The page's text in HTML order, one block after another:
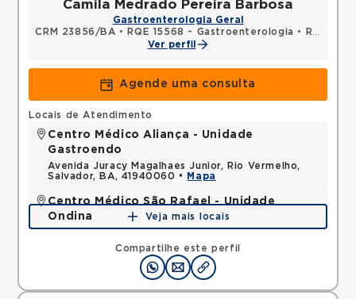
Camila Medrado Pereira Barbosa
Gastroenterologia Geral
CRM 23856/BA • RQE 15568 - Gastroenterologia •
RQE 25450 - Clínica médica
Ver perfil
Agende uma consulta
Compartilhe este perfil
Locais de Atendimento
Centro Médico Aliança - Unidade
Gastroendo
Avenida Juracy Magalhaes Junior, Rio Vermelho,
Salvador, BA, 41940060 •
Mapa
Centro Médico São Rafael - Unidade
Ondina
Avenida Milton Santos, Ondina, Salvador, BA,
Mapa
Veja mais locais